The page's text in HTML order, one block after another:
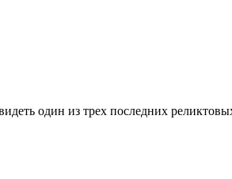
один из трех последних